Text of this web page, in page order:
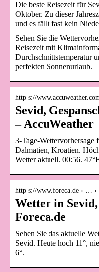
Die beste Reisezeit für
Oktober. Zu dieser
und es fällt fast kein
Sehen Sie die
Reisezeit mit
Durchschnittstemperatur
perfekten Sonnenurlaub.
http s://
Sevid,
– AccuWeather
3-Tage-Wettervorhersage
Dalmatien, Kroatien.
Wetter aktuell. 00:56.
http s://www.foreca.de › …
Wetter in
Foreca.de
Sehen Sie das aktuelle
Sevid. Heute hoch 11°,
6°.